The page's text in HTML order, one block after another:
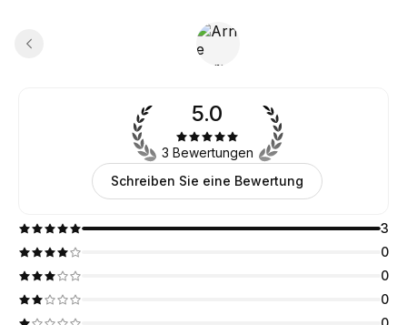
5.0
3 Bewertungen
Schreiben Sie eine Bewertung
3
0
0
0